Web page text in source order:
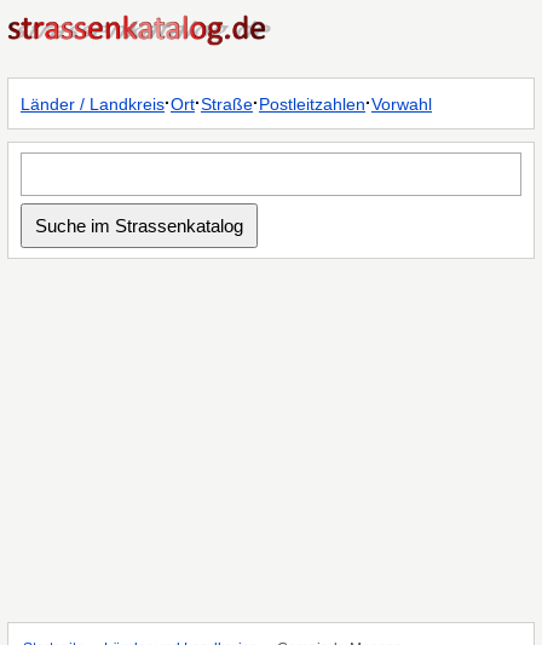
Länder / Landkreis·Ort·Straße·Postleitzahlen·Vorwahl